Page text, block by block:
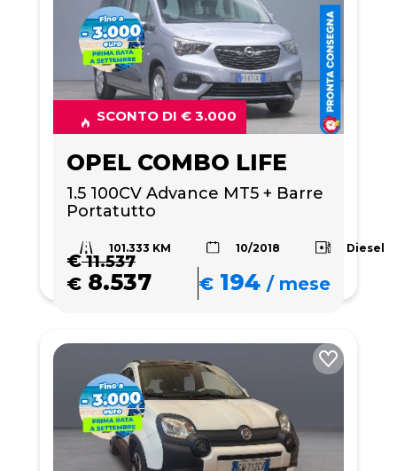
SCONTO DI € 3.000
OPEL COMBO LIFE
1.5 100CV Advance MT5 + Barre
Portatutto
101.333 KM 10/2018 Diesel
€11.537
€ 8.537 € 194 /mese